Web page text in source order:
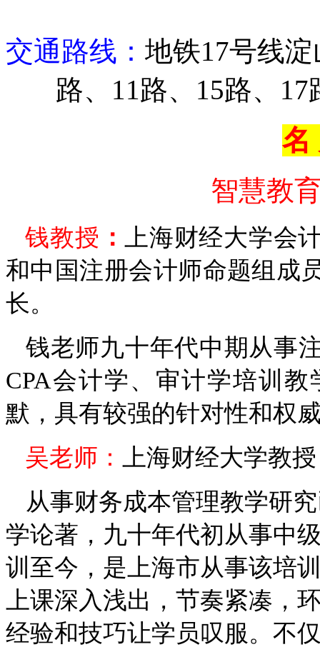
交通路线： 地铁17号线
路、 11路、 15路、 17
名
智慧教
钱教授 ： 上海财经大学会
和中国注册会计师命题组成
长。
钱老师九十年代中期从事
CPA会计学、审计学培训教
默，具有较强的针对性和权
吴老师：
上海财经大学教
从事财务成本管理教学研
学论著，九十年代初从事中
训至今，是上海市从事该培
上课深入浅出，节奏紧凑，
经验和技巧让学员叹服。不